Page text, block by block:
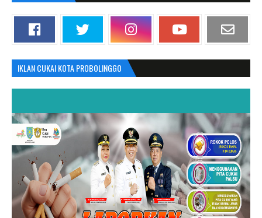
IKLAN CUKAI KOTA PROBOLINGGO